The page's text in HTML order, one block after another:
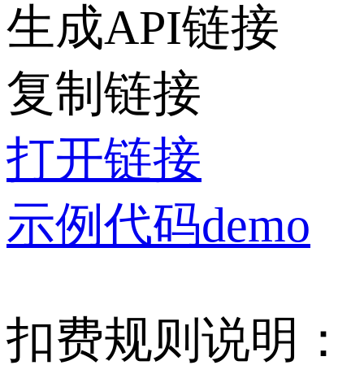
生成API链接
复制链接
打开链接
示例代码demo
扣费规则说明：